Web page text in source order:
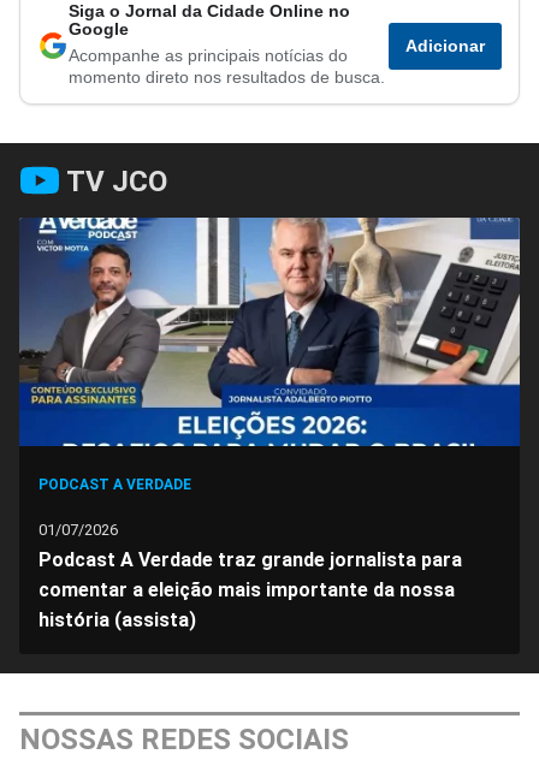
Compartilhar
no
Facebook
Compartilhar
no
Whatsapp
Compartilhar
no
Twitter
Compartilhar
no
Messenger
Compartilhar
no
Telegram
no
Gettr
Siga o Jornal da Cidade Online no
Google
Acompanhe as principais notícias do
momento direto nos resultados de busca.
Adicionar
TV JCO
PODCAST A VERDADE
01/07/2026
Podcast A Verdade traz grande jornalista para
comentar a eleição mais importante da nossa
história (assista)
NOSSAS REDES SOCIAIS